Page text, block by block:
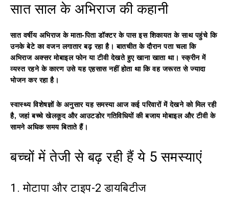
सात साल के अभिराज की कहानी
सात वर्षीय अभिराज के माता-पिता डॉक्टर के पास इस शिकायत के साथ पहुंचे कि
उनके बेटे का वजन लगातार बढ़ रहा है। बातचीत के दौरान पता चला कि
अभिराज अक्सर मोबाइल फोन या टीवी देखते हुए खाना खाता था। स्क्रीन में
व्यस्त रहने के कारण उसे यह एहसास नहीं होता था कि वह जरूरत से ज्यादा
भोजन कर रहा है।
स्वास्थ्य विशेषज्ञों के अनुसार यह समस्या आज कई परिवारों में देखने को मिल रही
है, जहां बच्चे खेलकूद और आउटडोर गतिविधियों की बजाय मोबाइल और टीवी के
सामने अधिक समय बिताते हैं।
बच्चों में तेजी से बढ़ रही हैं ये 5 समस्याएं
1. मोटापा और टाइप-2 डायबिटीज